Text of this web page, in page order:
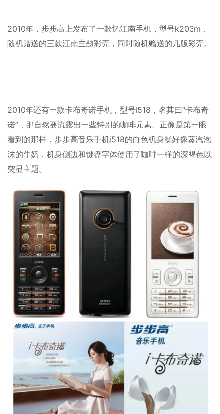
2010年，步步高上发布了一款忆江南手机，型号k203m，
随机赠送的三款江南主题彩壳，同时随机赠送的几版彩壳。
2010年还有一款卡布奇诺手机，型号i518，名其曰“卡布奇
诺”，那自然要流露出一些特别的咖啡元素。正像是第一眼
看到的那样，步步高音乐手机i518的白色机身就好像蒸汽泡
沫的牛奶，机身侧边和键盘字体使用了咖啡一样的深褐色以
突显主题。